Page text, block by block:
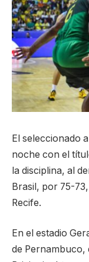
El seleccionado
noche con el
la disciplina, al
Brasil, por 75-
Recife.
En el estadio
de Pernambuco,